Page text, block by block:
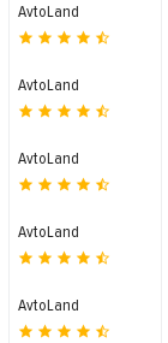
AvtoLand
AvtoLand
AvtoLand
AvtoLand
AvtoLand